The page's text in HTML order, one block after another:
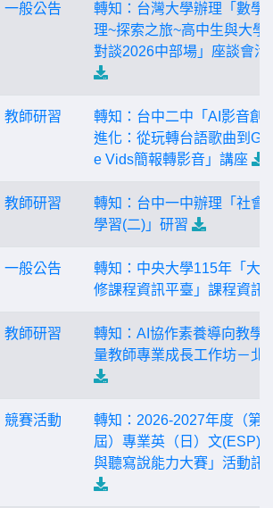
一般公告
轉知：台灣大學辦理「數學
理~探索之旅~高中生與大學
對談2026中部場」座談會活
教師研習
轉知：台中二中「AI影音創
進化：從玩轉台語歌曲到
e Vids簡報轉影音」講座
教師研習
轉知：台中一中辦理「社會
學習(二)」研習
一般公告
轉知：中央大學115年「大
修課程資訊平臺」課程資訊
教師研習
轉知：AI協作素養導向教學
量教師專業成長工作坊－北
競賽活動
轉知：2026-2027年度（第
屆）專業英（日）文(ESP)
與聽寫說能力大賽」活動訊